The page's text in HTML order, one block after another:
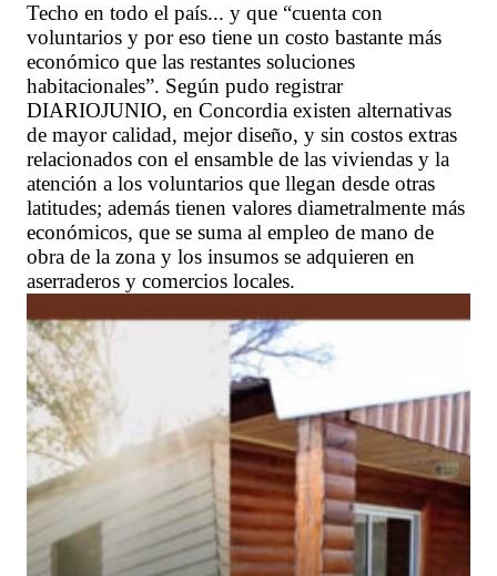
Techo en todo el país... y que “cuenta con
voluntarios y por eso tiene un costo bastante más
económico que las restantes soluciones
habitacionales”. Según pudo registrar
DIARIOJUNIO, en Concordia existen alternativas
de mayor calidad, mejor diseño, y sin costos extras
relacionados con el ensamble de las viviendas y la
atención a los voluntarios que llegan desde otras
latitudes; además tienen valores diametralmente más
económicos, que se suma al empleo de mano de
obra de la zona y los insumos se adquieren en
aserraderos y comercios locales.